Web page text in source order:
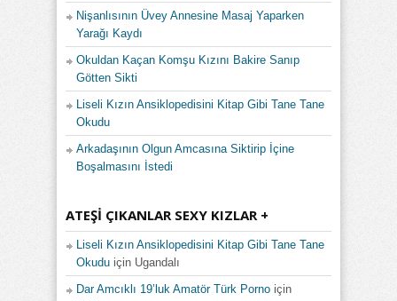
Nişanlısının Üvey Annesine Masaj Yaparken
Yarağı Kaydı
Okuldan Kaçan Komşu Kızını Bakire Sanıp
Götten Sikti
Liseli Kızın Ansiklopedisini Kitap Gibi Tane Tane
Okudu
Arkadaşının Olgun Amcasına Siktirip İçine
Boşalmasını İstedi
ATEŞI ÇIKANLAR SEXY KIZLAR +
Liseli Kızın Ansiklopedisini Kitap Gibi Tane Tane
Okudu için Ugandalı
Dar Amcıklı 19’luk Amatör Türk Porno için